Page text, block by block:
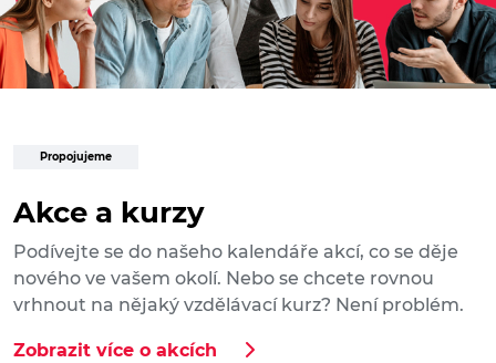
Propojujeme
Akce a kurzy
Podívejte se do našeho kalendáře akcí, co se děje
nového ve vašem okolí. Nebo se chcete rovnou
vrhnout na nějaký vzdělávací kurz? Není problém.
Zobrazit více o akcích